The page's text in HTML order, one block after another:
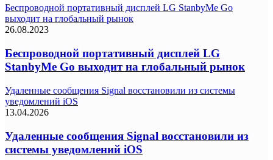
Беспроводной портативный дисплей LG StanbyMe Go
выходит на глобальный рынок
26.08.2023
Беспроводной портативный дисплей LG
StanbyMe Go выходит на глобальный рынок
Удаленные сообщения Signal восстановили из системы
уведомлений iOS
13.04.2026
Удаленные сообщения Signal восстановили из
системы уведомлений iOS